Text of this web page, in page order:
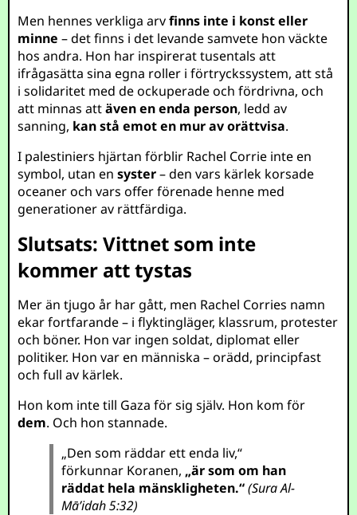
Men hennes verkliga arvfinns inte i konst eller
minne – det finns i det levande samvete hon väckte
hos andra. Hon har inspirerat tusentals att
ifrågasätta sina egna roller i förtryckssystem, att stå
i solidaritet med de ockuperade och fördrivna, och
att minnas attäven en enda person, ledd av
sanning, kan stå emot en mur av orättvisa.
I palestiniers hjärtan förblir Rachel Corrie inte en
symbol, utan ensyster– den vars kärlek korsade
oceaner och vars offer förenade henne med
generationer av rättfärdiga.
Slutsats: Vittnet som inte
kommer att tystas
Mer än tjugo år har gått, men Rachel Corries namn
ekar fortfarande – i flyktingläger, klassrum, protester
och böner. Hon var ingen soldat, diplomat eller
politiker. Hon var en människa – orädd, principfast
och full av kärlek.
Hon kom inte till Gaza för sig själv. Hon kom för
dem. Och hon stannade.
„Den som räddar ett enda liv,“
förkunnar Koranen, „är som om han
räddat hela mänskligheten.“ (Sura Al-
Mā’idah 5:32)